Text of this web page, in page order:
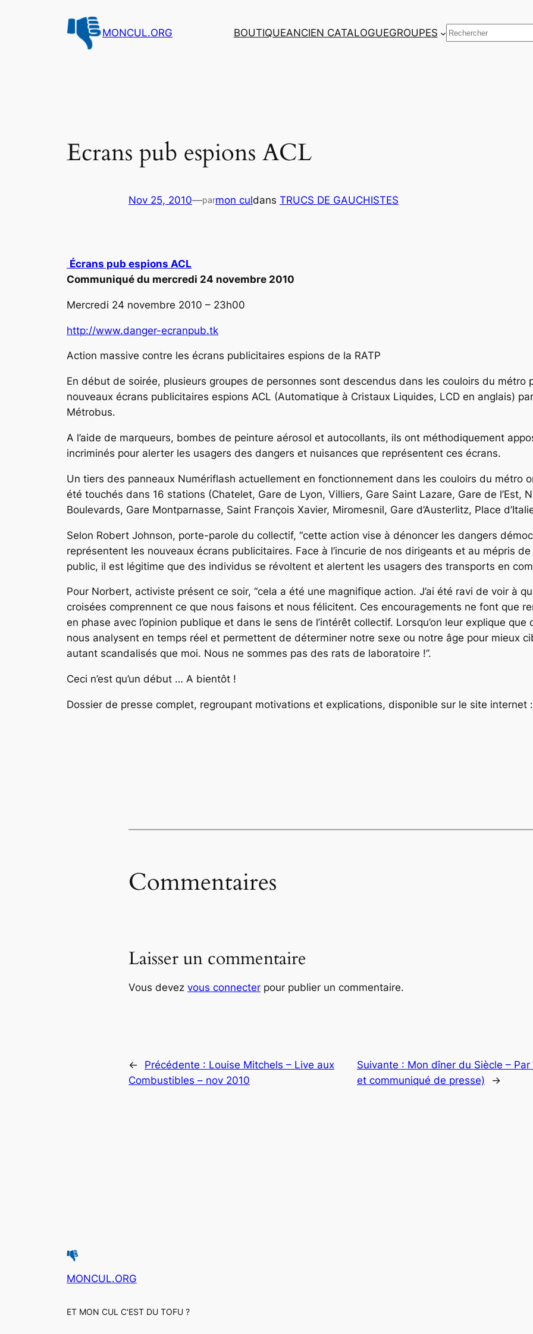
MONCUL.ORG BOUTIQUEANCIEN CATALOGUEGROUPES Rechercher
Ecrans pub espions ACL
Nov 25, 2010—parmon culdans TRUCS DE GAUCHISTES
Écrans pub espions ACL
Communiqué du mercredi 24 novembre 2010
Mercredi 24 novembre 2010 – 23h00
http://www.danger-ecranpub.tk
Action massive contre les écrans publicitaires espions de la RATP
En début de soirée, plusieurs groupes de personnes sont descendus dans les couloirs du métro
nouveaux écrans publicitaires espions ACL (Automatique à Cristaux Liquides, LCD en anglais)
Métrobus.
A l’aide de marqueurs, bombes de peinture aérosol et autocollants, ils ont méthodiquement
incriminés pour alerter les usagers des dangers et nuisances que représentent ces écrans.
Un tiers des panneaux Numériflash actuellement en fonctionnement dans les couloirs du métro
été touchés dans 16 stations (Chatelet, Gare de Lyon, Villiers, Gare Saint Lazare, Gare de l’Est,
Boulevards, Gare Montparnasse, Saint François Xavier, Miromesnil, Gare d’Austerlitz, Place
Selon Robert Johnson, porte-parole du collectif, “cette action vise à dénoncer les dangers
représentent les nouveaux écrans publicitaires. Face à l’incurie de nos dirigeants et au mépris
public, il est légitime que des individus se révoltent et alertent les usagers des transports en
Pour Norbert, activiste présent ce soir, “cela a été une magnifique action. J’ai été ravi de voir à
croisées comprennent ce que nous faisons et nous félicitent. Ces encouragements ne font que
en phase avec l’opinion publique et dans le sens de l’intérêt collectif. Lorsqu’on leur explique
nous analysent en temps réel et permettent de déterminer notre sexe ou notre âge pour mieux
autant scandalisés que moi. Nous ne sommes pas des rats de laboratoire !”.
Ceci n’est qu’un début … A bientôt !
Dossier de presse complet, regroupant motivations et explications, disponible sur le site internet :
Commentaires
Laisser un commentaire
Vous devez vous connecter pour publier un commentaire.
← Précédente : Louise Mitchels – Live aux
Combustibles – nov 2010
Suivante : Mon dîner du Siècle –
et communiqué de presse)
→
MONCUL.ORG
ET MON CUL C'EST DU TOFU ?